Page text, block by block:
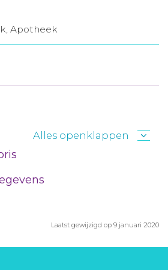
leeromgeving
Apotheek
Alles openklappen
Laatst gewijzigd op 9 januari 2020